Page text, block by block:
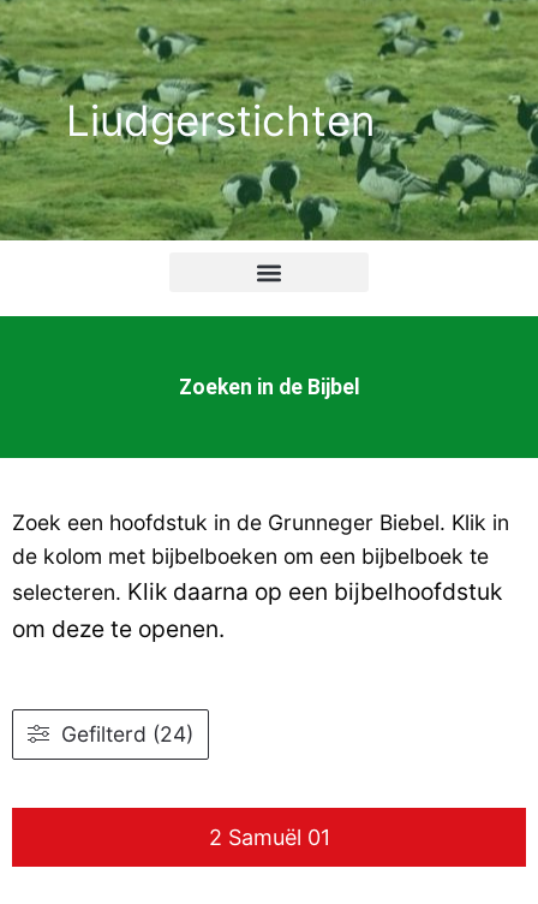
Ga
naar
de
inhoudLiudgerstichten
Zoeken in de Bijbel
Zoek een hoofdstuk in de Grunneger Biebel. Klik in
de kolom met bijbelboeken om een bijbelboek te
selecteren. Klik daarna op een bijbelhoofdstuk
om deze te openen.
Gefilterd (24)
2 Samuël 01